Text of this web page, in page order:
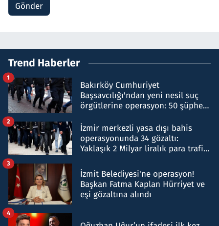
Gönder
Trend Haberler
Bakırköy Cumhuriyet
Başsavcılığı'ndan yeni nesil suç
örgütlerine operasyon: 50 şüpheli
1
İzmir merkezli yasa dışı bahis
operasyonunda 34 gözaltı:
Yaklaşık 2 Milyar liralık para trafiği
2
İzmit Belediyesi'ne operasyon!
Başkan Fatma Kaplan Hürriyet ve
eşi gözaltına alındı
3
4